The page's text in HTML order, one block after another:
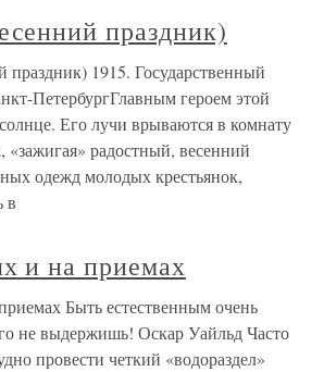
праздник)
праздник) 1915. Государственный
ПетербургГлавным героем этой
Его лучи врываются в комнату
«зажигая» радостный, весенний
одежд молодых крестьянок,
в
и на приемах
Быть естественным очень
не выдержишь! Оскар Уайльд Часто
провести четкий «водораздел»